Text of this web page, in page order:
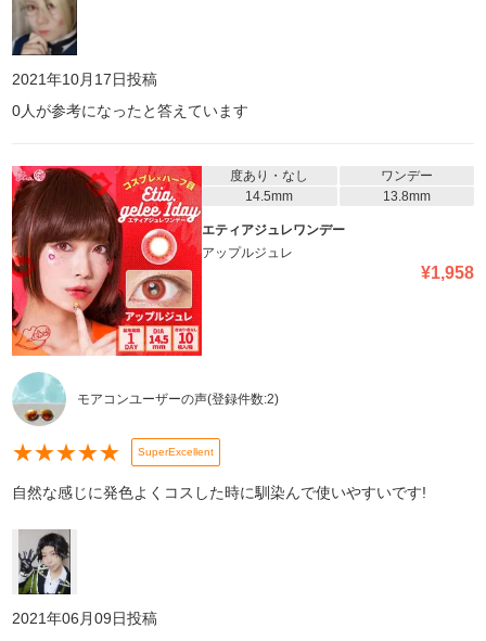
2021年10月17日投稿
0人が参考になったと答えています
度あり・なし
ワンデー
14.5mm
13.8mm
エティアジュレワンデー
アップルジュレ
¥1,958
モアコンユーザーの声(登録件数:2)
★★★★★ SuperExcellent
自然な感じに発色よくコスした時に馴染んで使いやすいです!
2021年06月09日投稿